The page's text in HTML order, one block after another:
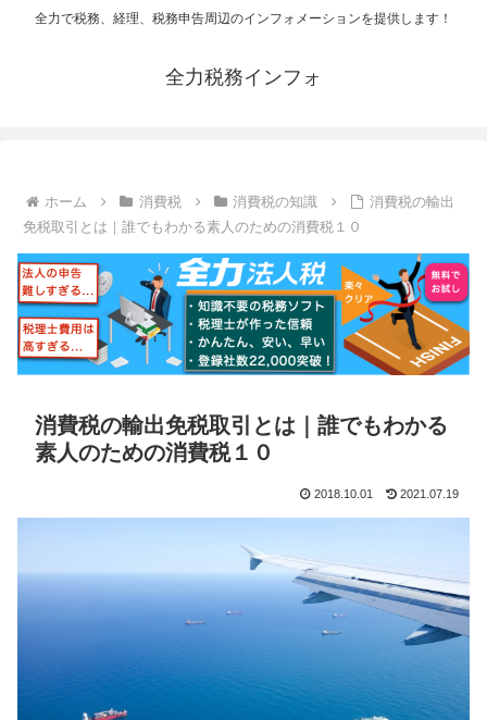
全力で税務、経理、税務申告周辺のインフォメーションを提供します！
全力税務インフォ
ホーム 消費税 消費税の知識
消費税の輸出
免税取引とは｜誰でもわかる素人のための消費税１０
消費税の輸出免税取引とは｜誰でもわかる
素人のための消費税１０
2018.10.01 2021.07.19